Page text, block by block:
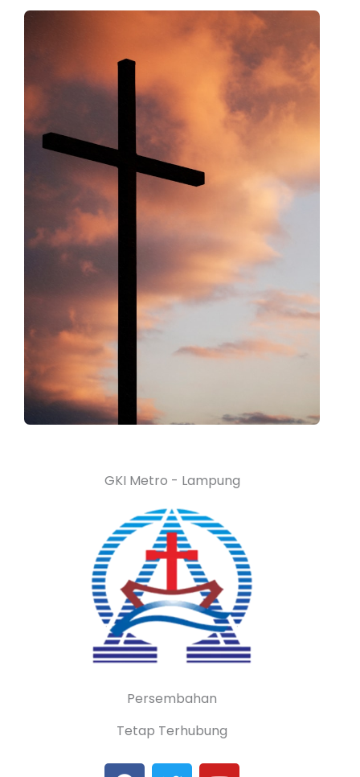
GKI Metro - Lampung
Persembahan
Tetap Terhubung